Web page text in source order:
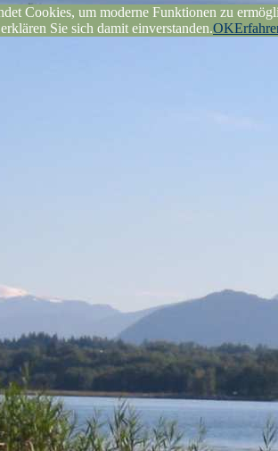
Cookies, um moderne Funktionen zu
Sie sich damit einverstanden.OK